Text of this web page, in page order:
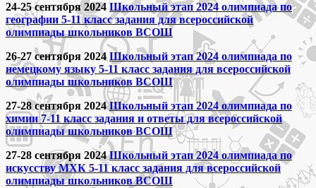
24-25 сентября 2024 Школьный этап 2024 олимпиада по
географии 5-11 класс задания для всероссийской
олимпиады школьников ВСОШ
26-27 сентября 2024Школьный этап 2024 олимпиада по
немецкому языку 5-11 класс задания для всероссийской
олимпиады школьников ВСОШ
27-28 сентября 2024Школьный этап 2024 олимпиада по
химии 7-11 класс задания и ответы для всероссийской
олимпиады школьников ВСОШ
27-28 сентября 2024Школьный этап 2024 олимпиада по
искусству МХК 5-11 класс задания для всероссийской
олимпиады школьников ВСОШ